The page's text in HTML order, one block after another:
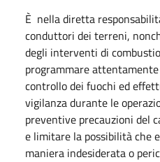
È nella diretta
conduttori dei terreni,
degli interventi di
programmare
controllo dei fuochi ed
vigilanza durante le
preventive precauzioni del
e limitare la possibilità che
maniera indesiderata o